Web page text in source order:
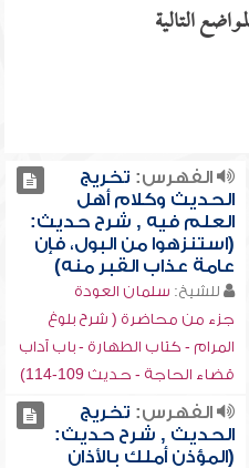
التالية
الفهرس: تخريج
الحديث وكلام أهل
العلم فيه , شرح حديث:
(استنزهوا من البول، فإن
عامة عذاب القبر منه)
للشيخ: سلمان العودة
جزء من محاضرة ( شرح بلوغ
المرام - كتاب الطهارة - باب آداب
قضاء الحاجة - حديث 109-114)
الفهرس: تخريج
الحديث , شرح حديث:
(المؤذن أملك بالأذان